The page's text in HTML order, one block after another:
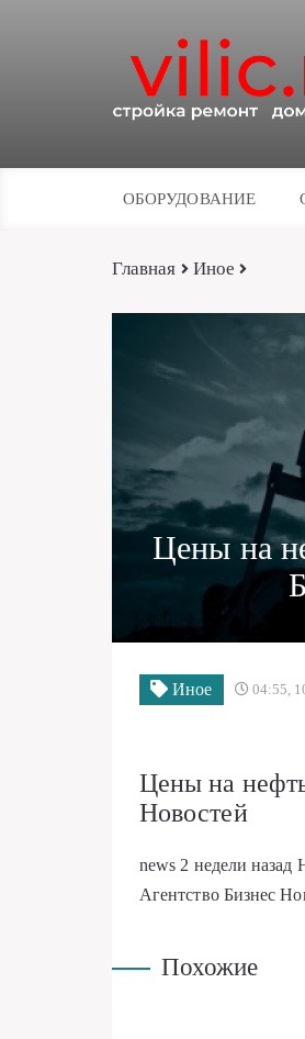
ОБОРУДОВАНИЕ
Главная Иное
Цены на
Иное 04:55,
Цены на
Новостей
news 2 недели назад
Агентство Бизнес
Похожие